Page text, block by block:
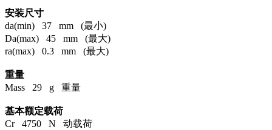
安装尺寸
da(min) 37 mm (最小)
Da(max) 45 mm (最大)
ra(max) 0.3 mm (最大)
重量
Mass 29 g 重量
基本额定载荷
Cr 4750 N 动载荷